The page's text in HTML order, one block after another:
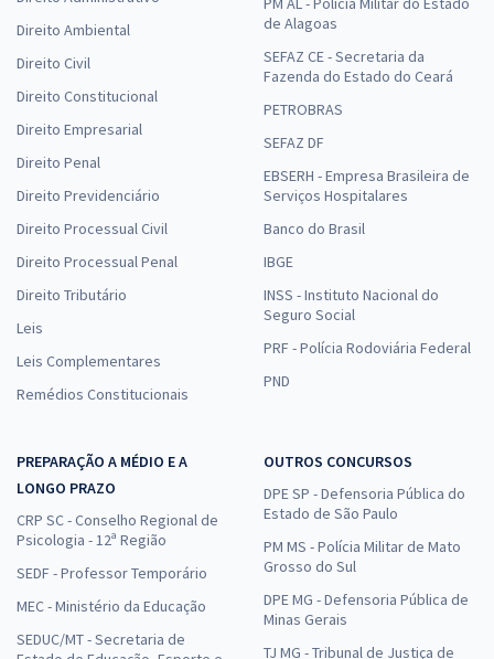
Direito Ambiental
Direito Civil
Direito Constitucional
Direito Empresarial
Direito Penal
Direito Previdenciário
Direito Processual Civil
Direito Processual Penal
Direito Tributário
Leis
Leis Complementares
Remédios Constitucionais
de Alagoas
SEFAZ CE - Secretaria da
Fazenda do Estado do Ceará
PETROBRAS
SEFAZ DF
EBSERH - Empresa Brasileira de
Serviços Hospitalares
Banco do Brasil
IBGE
INSS - Instituto Nacional do
Seguro Social
PRF - Polícia Rodoviária Federal
PND
PREPARAÇÃO A MÉDIO E A
LONGO PRAZO
CRP SC - Conselho Regional de
Psicologia - 12ª Região
SEDF - Professor Temporário
MEC - Ministério da Educação
SEDUC/MT - Secretaria de
OUTROS CONCURSOS
DPE SP - Defensoria Pública do
Estado de São Paulo
PM MS - Polícia Militar de Mato
Grosso do Sul
DPE MG - Defensoria Pública de
Minas Gerais
TJ MG - Tribunal de Justiça de